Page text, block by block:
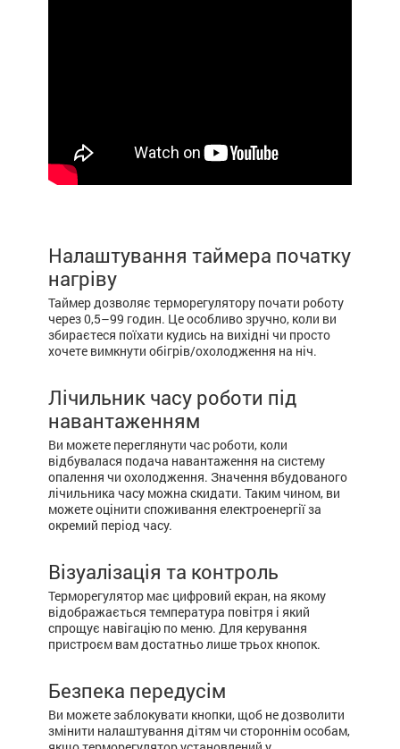
Налаштування таймера початку
нагріву
Таймер дозволяє терморегулятору почати роботу
через 0,5–99 годин. Це особливо зручно, коли ви
збираєтеся поїхати кудись на вихідні чи просто
хочете вимкнути обігрів/охолодження на ніч.
Лічильник часу роботи під
навантаженням
Ви можете переглянути час роботи, коли
відбувалася подача навантаження на систему
опалення чи охолодження. Значення вбудованого
лічильника часу можна скидати. Таким чином, ви
можете оцінити споживання електроенергії за
окремий період часу.
Візуалізація та контроль
Терморегулятор має цифровий екран, на якому
відображається температура повітря і який
спрощує навігацію по меню. Для керування
пристроєм вам достатньо лише трьох кнопок.
Безпека передусім
Ви можете заблокувати кнопки, щоб не дозволити
змінити налаштування дітям чи стороннім особам,